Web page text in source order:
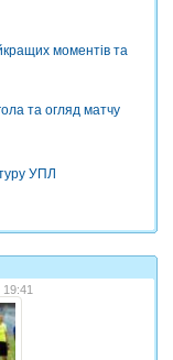
моментів та
та огляд матчу
УПЛ